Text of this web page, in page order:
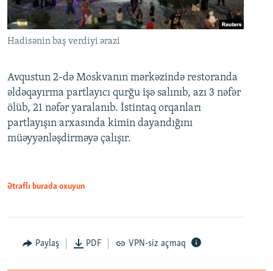
Hadisənin baş verdiyi ərazi
Avqustun 2-də Moskvanın mərkəzində restoranda
əldəqayırma partlayıcı qurğu işə salınıb, azı 3 nəfər
ölüb, 21 nəfər yaralanıb. İstintaq orqanları
partlayışın arxasında kimin dayandığını
müəyyənləşdirməyə çalışır.
Ətraflı burada oxuyun
Paylaş PDF VPN-siz açmaq